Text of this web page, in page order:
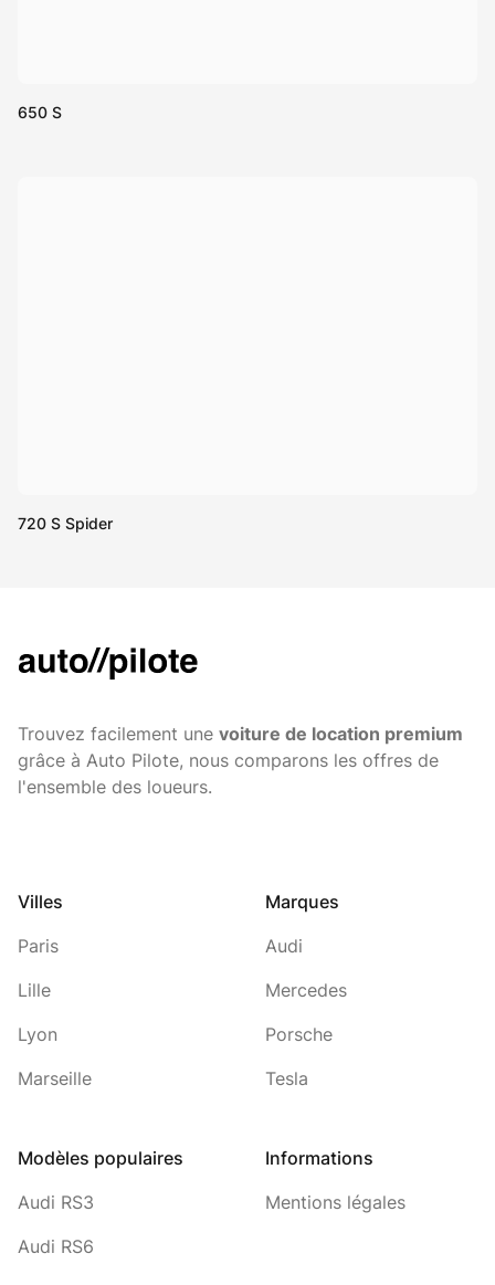
650 S
720 S Spider
Trouvez facilement une voiture de location premium
grâce à Auto Pilote, nous comparons les offres de
l'ensemble des loueurs.
Villes
Paris
Lille
Lyon
Marseille
Modèles populaires
Audi RS3
Audi RS6
Marques
Audi
Mercedes
Porsche
Tesla
Informations
Mentions légales